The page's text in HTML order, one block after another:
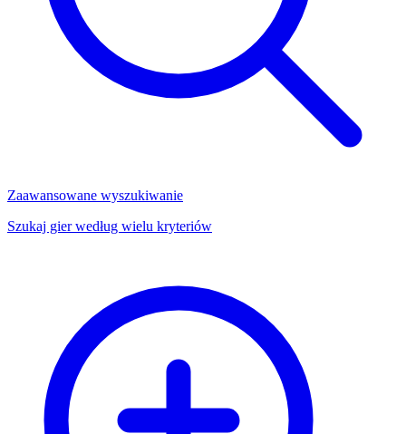
Zaawansowane wyszukiwanie
Szukaj gier według wielu kryteriów